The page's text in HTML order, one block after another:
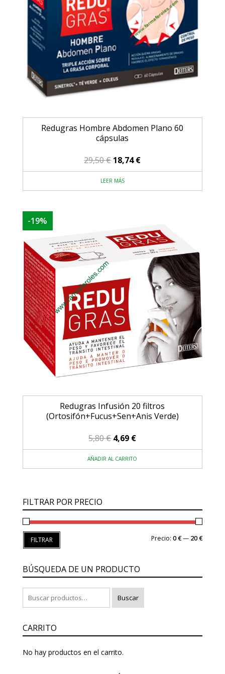
Redugras Hombre Abdomen Plano 60
cápsulas
29,50€ El
precio
original
18,74€El
precio
LEER MÁS
-19%
Redugras Infusión 20 filtros
(Ortosifón+Fucus+Sen+Anis Verde)
5,80€ El
precio
original
4,69 €El
precio
actual
AÑADIR AL CARRITO
FILTRAR POR PRECIO
Precio
Precio
FILTRAR Precio:0 €— 20 €
BÚSQUEDA DE UN PRODUCTO
Buscar
CARRITO
No hay productos en el carrito.